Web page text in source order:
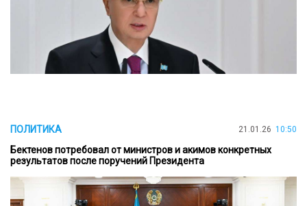
ПОЛИТИКА 21.01.26 10:50
Бектенов потребовал от министров и акимов конкретных
результатов после поручений Президента